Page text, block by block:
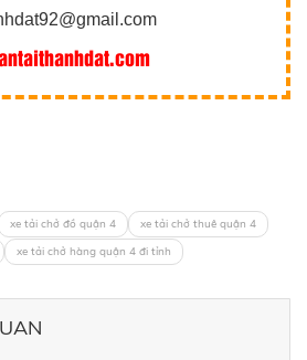
xe tải chở đồ quận 4
xe tải chở thuê quận 4
xe tải chở hàng quận 4 đi tỉnh